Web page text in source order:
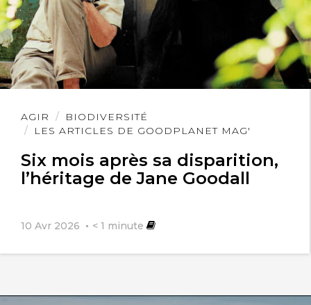
AGIR
BIODIVERSITÉ
LES ARTICLES DE GOODPLANET MAG'
Six mois après sa disparition,
l’héritage de Jane Goodall
10 Avr 2026 < 1 minute
Lire
l'article